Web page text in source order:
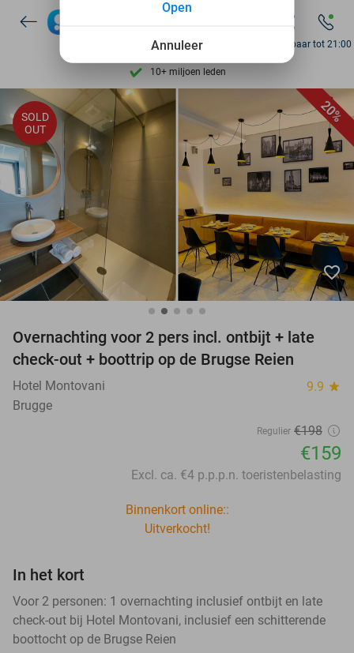
7 dagen per week beschikbaar
10+ miljoen leden
9,4 op basis van
7 dagen per week beschikbaar
10+ miljoen leden
Bereikbaar tot 21:00
20%
SOLD
OUT
favorite_border
Overnachting voor 2 pers incl. ontbijt + late
check-out + boottrip op de Brugse Reien
Hotel Montovani 9.9 star
Brugge
Regulier €198
€159
Excl. ca. €4 p.p.p.n. toeristenbelasting
Binnenkort online::
Uitverkocht!
In het kort
Voor 2 personen: 1 overnachting inclusief ontbijt en late
check-out bij Hotel Montovani, inclusief een schitterende
boottocht op de Brugse Reien
Annuleer
Open